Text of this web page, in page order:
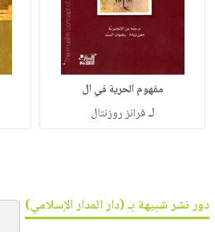
مفهوم الحرية في ال
لـفرانز روزنتال
دور نشر شبيهة بـ (دار المدار الإسلامي)